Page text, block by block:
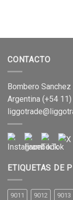
CONTACTO
Bombero
Argentina (+54
ETIQUETAS DE
9011 9012 9013